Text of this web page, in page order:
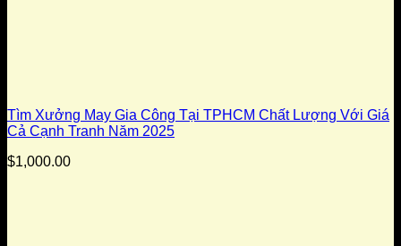
Tìm Xưởng May Gia Công Tại TPHCM Chất Lượng Với Giá
Cả Cạnh Tranh Năm 2025
$1,000.00